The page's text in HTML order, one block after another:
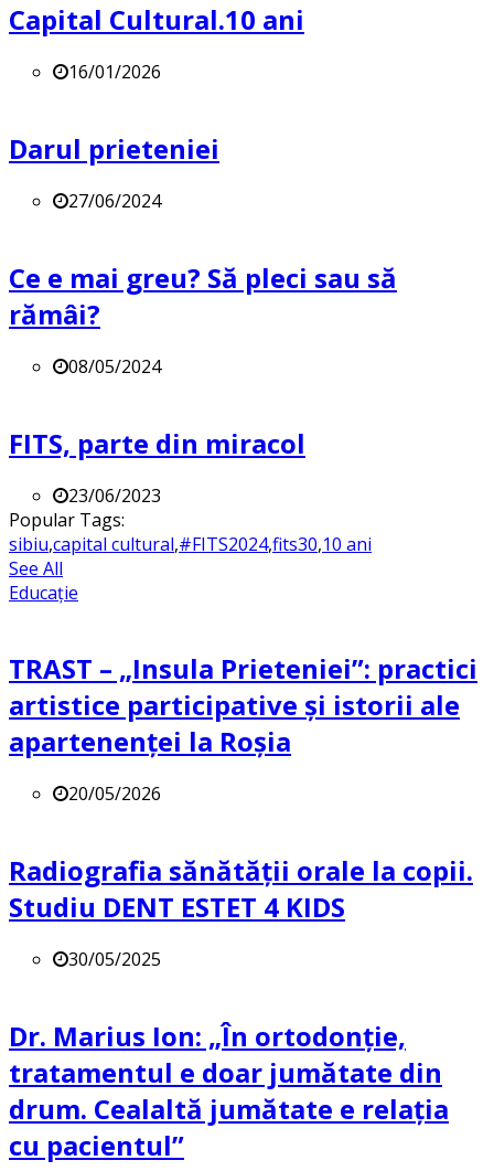
Capital Cultural.10 ani
16/01/2026
Darul prieteniei
27/06/2024
Ce e mai greu? Să pleci sau să
rămâi?
08/05/2024
FITS, parte din miracol
23/06/2023
Popular Tags:
sibiu,capital cultural,#FITS2024,fits30,10 ani
See All
Educație
TRAST – „Insula Prieteniei”: practici
artistice participative și istorii ale
apartenenței la Roșia
20/05/2026
Radiografia sănătății orale la copii.
Studiu DENT ESTET 4 KIDS
30/05/2025
Dr. Marius Ion: „În ortodonție,
tratamentul e doar jumătate din
drum. Cealaltă jumătate e relația
cu pacientul”